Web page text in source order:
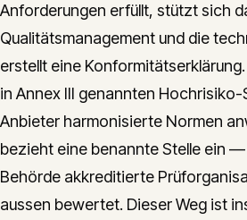
Anforderungen erfüllt, stützt sich
Qualitätsmanagement und die
erstellt eine
in Annex III genannten
Anbieter harmonisierte Normen
bezieht eine benannte Stelle ein
Behörde akkreditierte
aussen bewertet. Dieser Weg ist